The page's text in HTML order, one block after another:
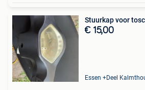
Stuurkap voor
€ 15,00
Essen +Deel